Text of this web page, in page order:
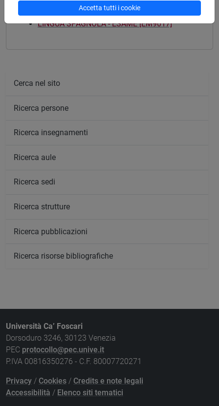
LINGUA SPAGNOLA - ESAME [EM9017]
Cerca nel sito
Ricerca persone
Ricerca insegnamenti
Ricerca aule
Ricerca sedi
Ricerca strutture
Ricerca pubblicazioni
Ricerca risorse bibliografiche
Università Ca’ Foscari
Dorsoduro 3246, 30123 Venezia
PEC protocollo@pec.unive.it
P.IVA 00816350276 - C.F. 80007720271
Privacy / Cookies / Credits e note legali
Accessibilità / Elenco siti tematici
Accetta tutti i cookie